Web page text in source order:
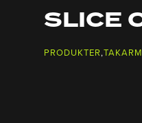
SLICE
PRODUKTER,